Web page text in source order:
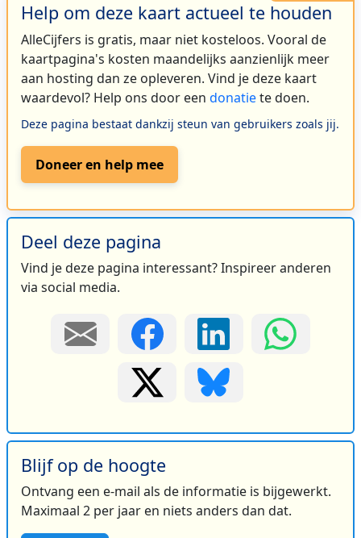
Help om deze kaart actueel te houden
AlleCijfers is gratis, maar niet kosteloos. Vooral de
kaartpagina's kosten maandelijks aanzienlijk meer
aan hosting dan ze opleveren. Vind je deze kaart
waardevol? Help ons door een donatiete doen.
Deze pagina bestaat dankzij steun van gebruikers zoals jij.
Doneer en help mee
Deel deze pagina
Vind je deze pagina interessant? Inspireer anderen
via social media.
Blijf op de hoogte
Ontvang een e-mail als de informatie is bijgewerkt.
Maximaal 2 per jaar en niets anders dan dat.